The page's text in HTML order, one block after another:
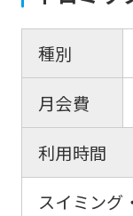
種別
月会費
利用時間
スイミング